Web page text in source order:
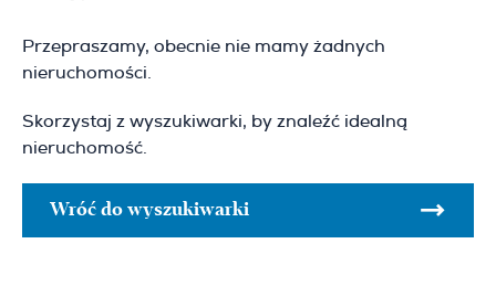
Przepraszamy, obecnie nie mamy żadnych
nieruchomości.
Skorzystaj z wyszukiwarki, by znaleźć idealną
nieruchomość.
Wróć do wyszukiwarki